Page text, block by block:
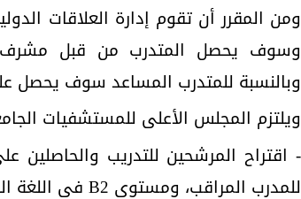
ومن المقرر أن تقوم إدارة العلاقات
وسوف يحصل المتدرب من قبل مشرف
وبالنسبة للمتدرب المساعد سوف
ويلتزم المجلس الأعلى للمستشفيات
للمدرب المراقب، ومستوى B2 في اللغة الفرنسية للمتدربين المساعدين.